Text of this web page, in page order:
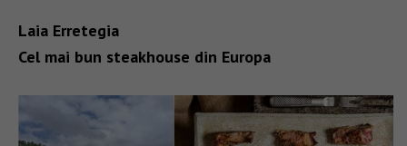
Laia Erretegia
Cel mai bun steakhouse din Europa